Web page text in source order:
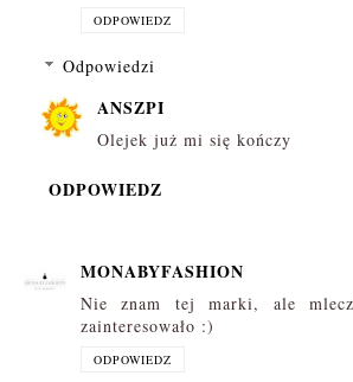
ODPOWIEDZ
Odpowiedzi
ANSZPI
Olejek już mi się kończy
ODPOWIEDZ
MONABYFASHION
Nie znam tej marki, ale
zainteresowało :)
ODPOWIEDZ